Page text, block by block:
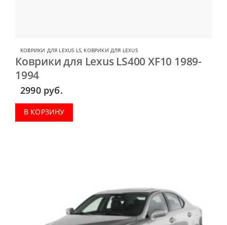
КОВРИКИ ДЛЯ LEXUS LS КОВРИКИ ДЛЯ LEXUS
Коврики для Lexus LS400 XF10 1989-
1994
2990 руб.
В КОРЗИНУ